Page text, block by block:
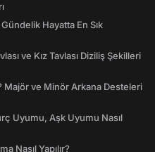
Hayatta En Sık
ve Kız Tavlası Diziliş Şekilleri
Majör ve Minör Arkana Desteleri
Uyumu, Aşk Uyumu Nasıl
Nasıl Yapılır?